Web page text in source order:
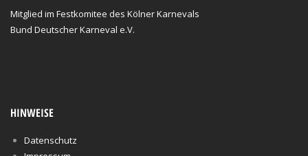
Mitglied im Festkomitee des Kölner Karnevals
Bund Deutscher Karneval e.V.
HINWEISE
Datenschutz